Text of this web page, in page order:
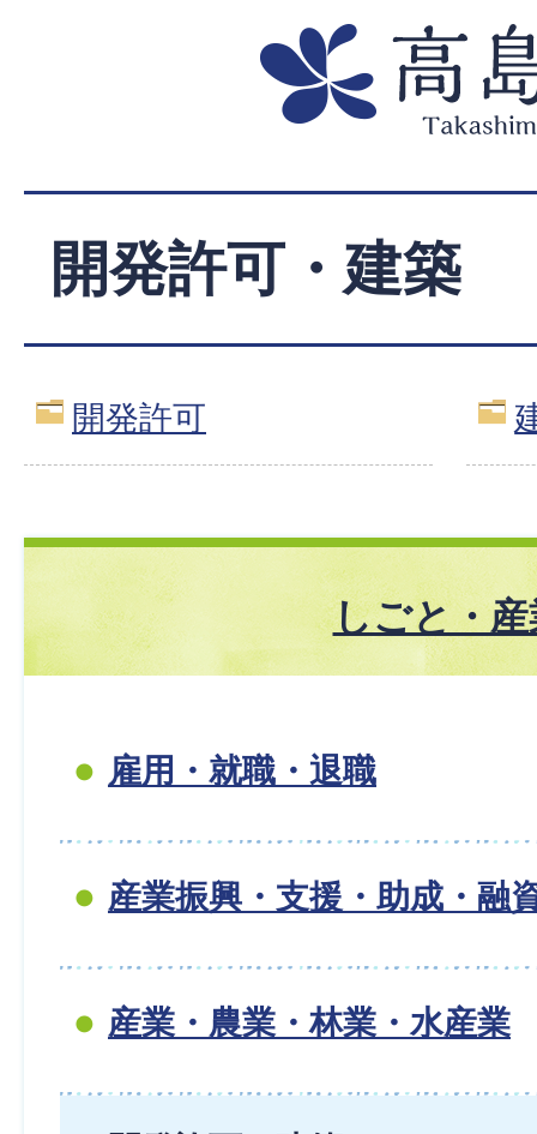
開発許可・建築
開発許可
しごと・産
雇用・就職・退職
産業振興・支援・助成・融
産業・農業・林業・水産業